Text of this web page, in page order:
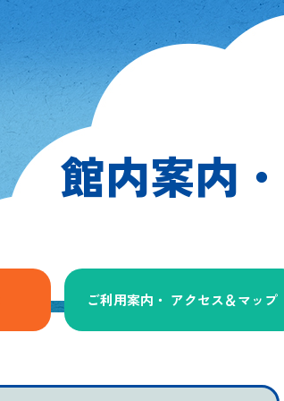
館内案内・
ご利用案内・ アクセス＆マップ